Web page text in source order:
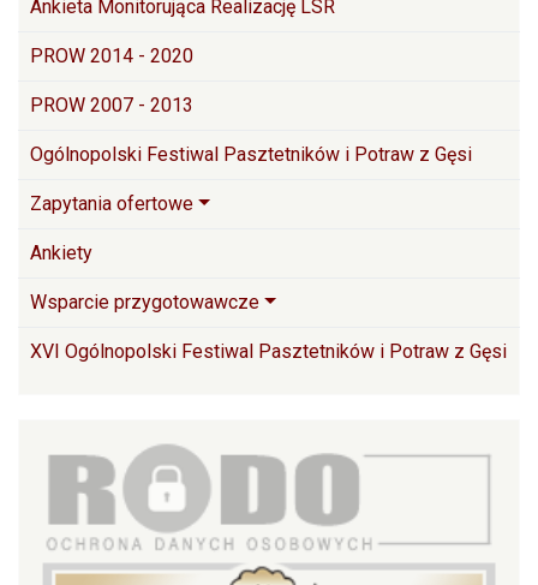
Ankieta Monitorująca Realizację LSR
PROW 2014 - 2020
PROW 2007 - 2013
Ogólnopolski Festiwal Pasztetników i Potraw z Gęsi
Zapytania ofertowe
Ankiety
Wsparcie przygotowawcze
XVI Ogólnopolski Festiwal Pasztetników i Potraw z Gęsi